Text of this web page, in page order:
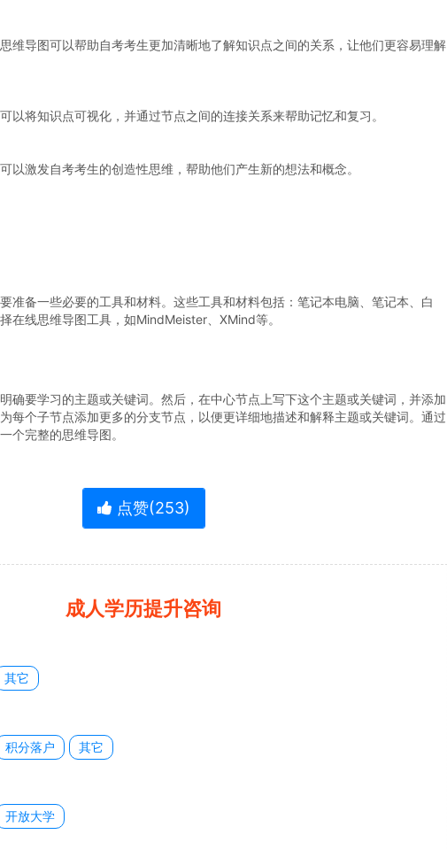
维导图可以帮助自考考生更加清晰地了解知识点之间的关系，让他们更容易理解
以将知识点可视化，并通过节点之间的连接关系来帮助记忆和复习。
以激发自考考生的创造性思维，帮助他们产生新的想法和概念。
准备一些必要的工具和材料。这些工具和材料包括：笔记本电脑、笔记本、白
在线思维导图工具，如MindMeister、XMind等。
确要学习的主题或关键词。然后，在中心节点上写下这个主题或关键词，并添加
每个子节点添加更多的分支节点，以便更详细地描述和解释主题或关键词。通过
个完整的思维导图。
点赞(253)
成人学历提升咨询
其它
积分落户 其它
开放大学